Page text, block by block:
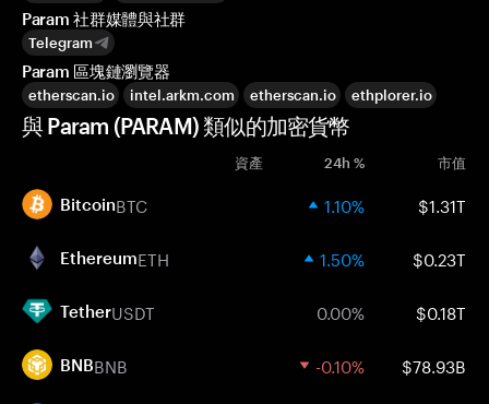
Param 社群媒體與社群
Telegram
Param 區塊鏈瀏覽器
etherscan.io intel.arkm.com etherscan.io ethplorer.io
與 Param (PARAM) 類似的加密貨幣
資產 24h % 市值
BitcoinBTC 1.10% $1.31T
EthereumETH 1.50% $0.23T
TetherUSDT 0.00% $0.18T
BNBBNB -0.10% $78.93B